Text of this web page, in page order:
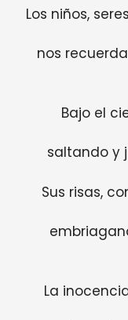
Los niños,
nos
Bajo el
saltando y
Sus risas,
La